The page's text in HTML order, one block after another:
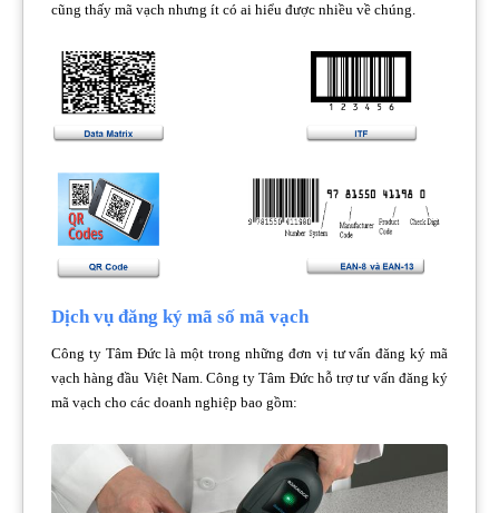
cũng thấy mã vạch nhưng ít có ai hiểu được nhiều về chúng.
Dịch vụ đăng ký mã số mã vạch
Công ty Tâm Đức là một trong những đơn vị tư vấn đăng ký mã
vạch hàng đầu Việt Nam. Công ty Tâm Đức hỗ trợ tư vấn đăng ký
mã vạch cho các doanh nghiệp bao gồm: